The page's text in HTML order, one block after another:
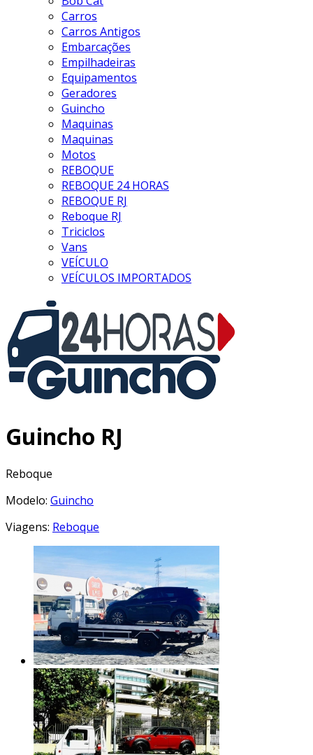
Carros
Carros Antigos
Embarcações
Empilhadeiras
Equipamentos
Geradores
Guincho
Maquinas
Maquinas
Motos
REBOQUE
REBOQUE 24 HORAS
REBOQUE RJ
Reboque RJ
Triciclos
Vans
VEÍCULO
VEÍCULOS IMPORTADOS
Guincho RJ
Reboque
Modelo: Guincho
Viagens: Reboque